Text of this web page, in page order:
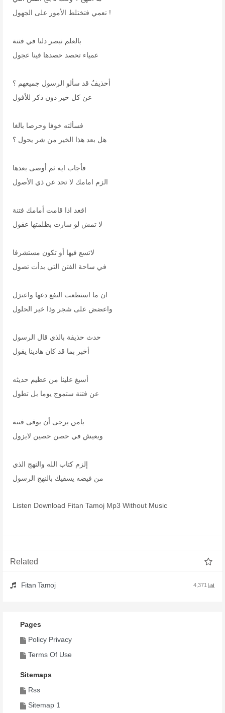
تعمي فتختلط الأمور على الجهول !
بالعلم نبصر دلنا في فتنة
عمياء تحصد حصدها فينا عجول
أحذيفُ قد سألو الرسول جميعهم ؟
عن كل خير دون ذكر للأفول
فسألته خوفا وحرصا بالغا
هل بعد هذا الخير من شر يحول ؟
فأجاب ايه ثم أوصى بعدها
الزم امامك لا تحد عن ذي الأصول
اقعد اذا قامت أمامك فتنة
لا تمش لو سارت بظلمتها عقول
لاتسع فيها أو تكون مستشرفا
في ساحة الفتن التي بدأت تصول
ان ما استطعت النفع دعها واعتزل
واعضض على شجر وذا خير الحلول
حدث حذيفة بالذي قال الرسول
أخبر بما قد كان هادينا يقول
أسبغ علينا من عظيم حديثه
عن فتنة ستموج يوما بل تطول
يامن يرجى أن يوقى فتنة
ويعيش في حصن حصين لايزول
إلزم كتاب الله والنهج الذي
من فيضه يسقيك بالنهج الرسول
Listen Download Fitan Tamoj Mp3 Without Music
Related
Fitan Tamoj 4,371
Pages
Policy Privacy
Terms Of Use
Sitemaps
Rss
Sitemap 1